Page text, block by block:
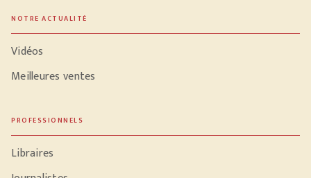
NOTRE ACTUALITÉ
Vidéos
Meilleures ventes
PROFESSIONNELS
Libraires